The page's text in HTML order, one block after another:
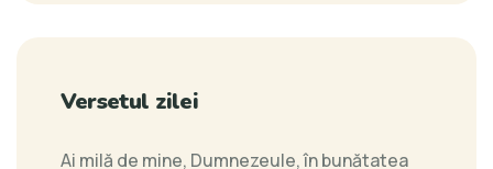
Versetul zilei
Ai milă de mine, Dumnezeule, în bunătatea